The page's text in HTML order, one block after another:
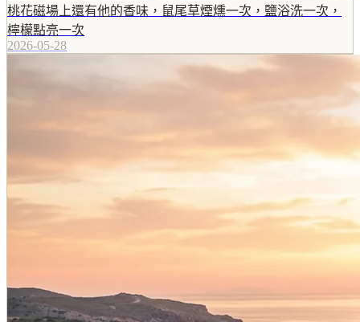
桃花磁場上還有他的香味，鼠尾草煙燻一次，鹽浴洗一次，
檸檬點亮一次
2026-05-28